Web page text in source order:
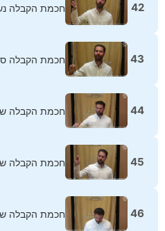
42 חכמת הקבלה
43 חכמת הקבלה
44 חכמת הקבלה
45 חכמת הקבלה
46 חכמת הקבלה